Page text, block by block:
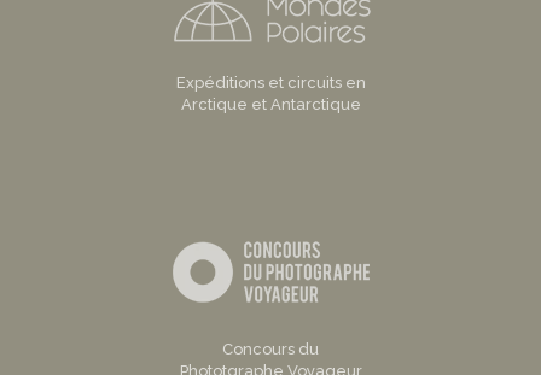
Expéditions et circuits en
Arctique et Antarctique
Concours du
Phototgraphe Voyageur